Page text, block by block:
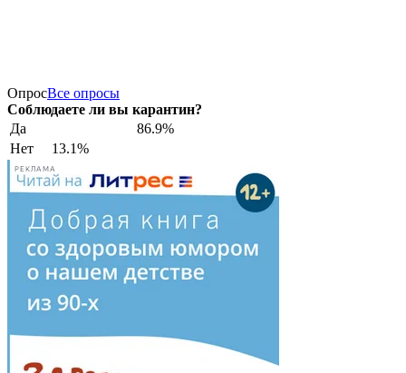
ОпросВсе опросы
Соблюдаете ли вы карантин?
Да
86.9%
Нет
13.1%
РЕКЛАМА